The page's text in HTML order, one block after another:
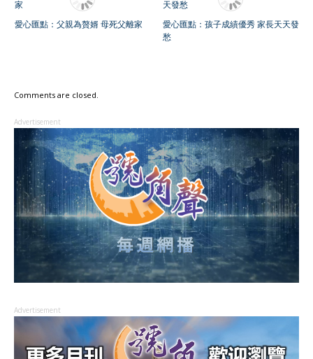
愛心匯點：父親為贅婿 母死父離家
愛心匯點：孩子成績優秀 家長天天發
愁
Comments are closed.
Advertisement
Advertisement